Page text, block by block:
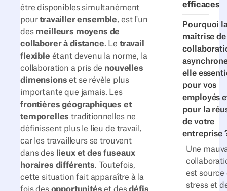
efficaces
Pourquoi
maîtrise de
elle
pour vos
employés
pour la
de votre
entreprise
Une
est source
stress et
être disponibles simultanément
pourtravailler ensemble, est l'un
des meilleurs moyens de
collaborer à distance. Le travail
flexible étant devenu la norme, la
collaboration a pris de nouvelles
dimensions et se révèle plus
importante que jamais. Les
frontières géographiques et
temporelles traditionnelles ne
définissent plus le lieu de travail,
car les travailleurs se trouvent
dans des lieux et des fuseaux
horaires différents. Toutefois,
cette situation fait apparaître à la
fois des opportunités et desdéfis,